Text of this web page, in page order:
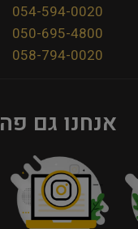
054-594-0020
050-695-4800
058-794-0020
אנחנו גם פה